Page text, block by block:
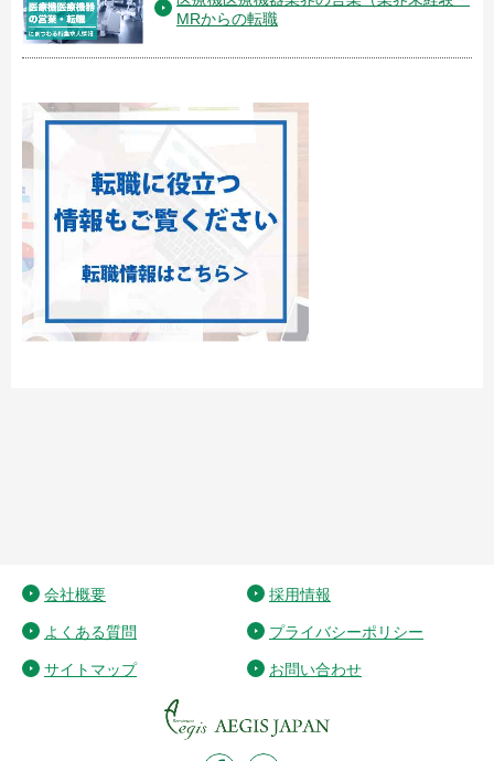
MRからの転職
会社概要 採用情報
よくある質問 プライバシーポリシー
サイトマップ お問い合わせ